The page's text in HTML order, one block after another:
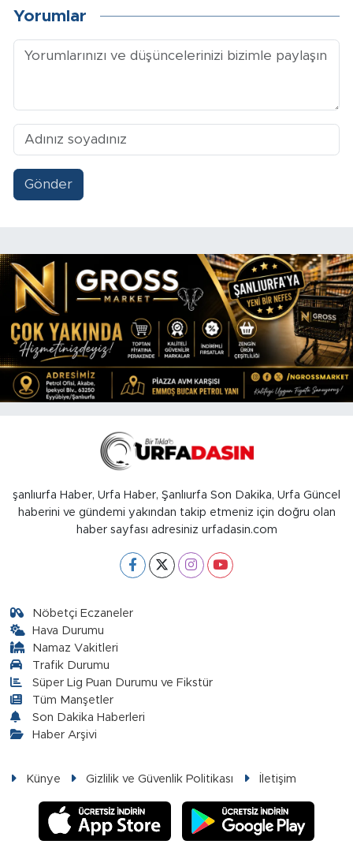
Yorumlar
Gönder
şanlıurfa Haber, Urfa Haber, Şanlıurfa Son Dakika, Urfa Güncel
haberini ve gündemi yakından takip etmeniz için doğru olan
haber sayfası adresiniz urfadasin.com
Nöbetçi Eczaneler
Hava Durumu
Namaz Vakitleri
Trafik Durumu
Süper Lig Puan Durumu ve Fikstür
Tüm Manşetler
Son Dakika Haberleri
Haber Arşivi
Künye Gizlilik ve Güvenlik Politikası İletişim